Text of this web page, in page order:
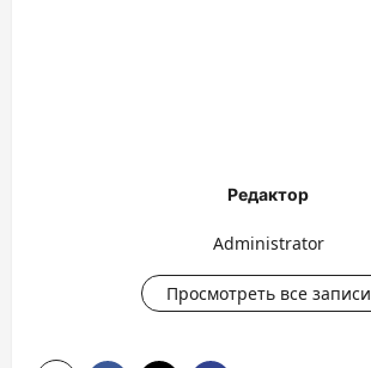
Редактор
Administrator
Просмотреть все записи